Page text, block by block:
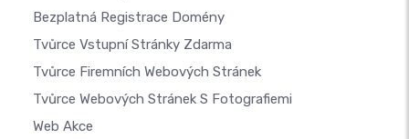
Bezplatná Registrace Domény
Tvůrce Vstupní Stránky Zdarma
Tvůrce Firemních Webových Stránek
Tvůrce Webových Stránek S Fotografiemi
Web Akce